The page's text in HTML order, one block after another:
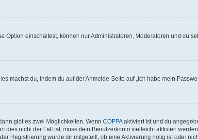
einschaltest, können nur Administratoren, Moderatoren und du
machst du, indem du auf der Anmelde-Seite auf „Ich habe mein
gibt es zwei Möglichkeiten. Wenn COPPAaktiviert ist und du
nicht der Fall ist, muss dein Benutzerkonto vielleicht aktiviert
Registrierung wurde dir mitgeteilt, ob eine Aktivierung nötig ist oder